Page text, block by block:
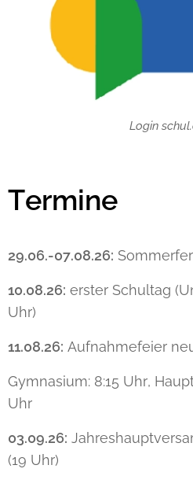
Login
Termine
29.06.-07.08.26:
10.08.26: erster Schultag
Uhr)
11.08.26: Aufnahmefeier
Gymnasium: 8:15 Uhr,
Uhr
03.09.26:
(19 Uhr)